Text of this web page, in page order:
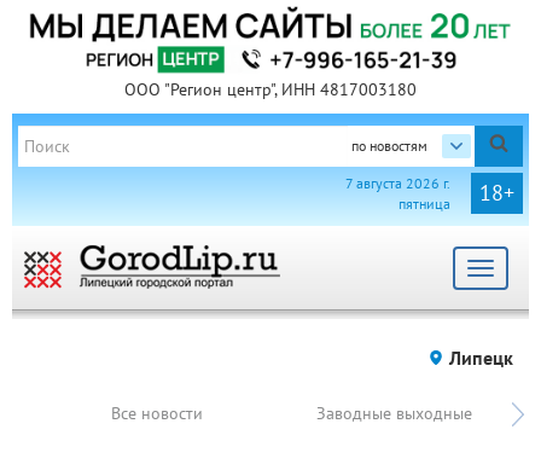
ООО "Регион центр", ИНН 4817003180
по новостям
18+
7 августа 2026 г.
пятница
Toggle
Липецк
Все новости Заводные выходные